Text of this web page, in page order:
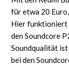
für etwa 20
Hier funktioniert
den Soundcore
Soundqualität
bei den